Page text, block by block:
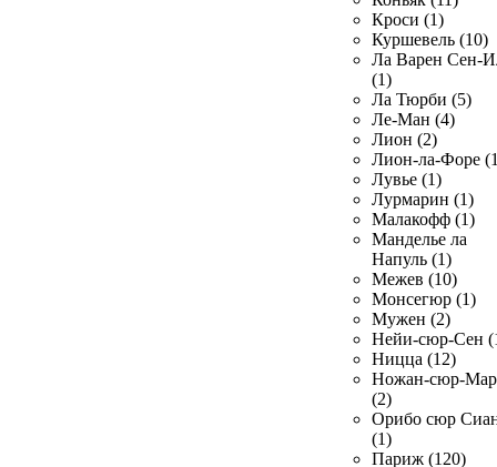
Кроси (1)
Куршевель (10)
Ла Варен Сен-
(1)
Ла Тюрби (5)
Ле-Ман (4)
Лион (2)
Лион-ла-Форе
Лувье (1)
Лурмарин (1)
Малакофф (1)
Манделье ла
Напуль (1)
Межев (10)
Монсегюр (1)
Мужен (2)
Нейи-сюр-Сен
Ницца (12)
Ножан-сюр-
(2)
Орибо сюр
(1)
Париж (120)